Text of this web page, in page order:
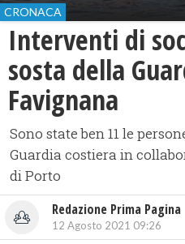
CRONACA
Interventi di
sosta della
Favignana
Sono state ben 11 le
Guardia costiera in
di Porto
Redazione Prima Pagina
12 Agosto 2021 09:26